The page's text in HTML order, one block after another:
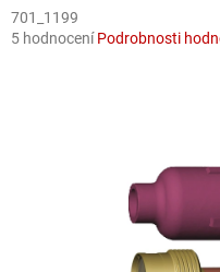
701_1199
Průměrné
5 hodnocení Podrobnosti